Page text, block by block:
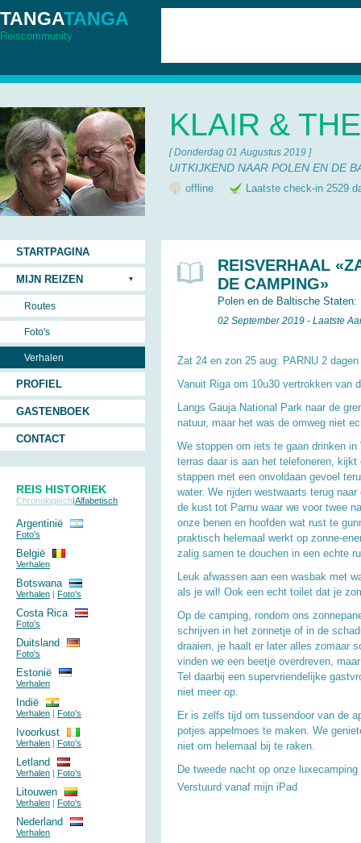
TANGATANGA
Reiscommunity
KLAIR &
[ Donderdag 01 Augustus 2019 ]
UITKIJKEND NAAR POLEN EN DE
offline Laatste check-in 2529
REISVERHAAL
DE CAMPING»
Polen en de Baltische
02 September 2019 - Laatste
Zat 24 en zon 25 aug: PARNU 2
Vanuit Riga om 10u30 vertrokken van
Langs Gauja National Park naar de
natuur, maar het was de omweg niet
We stoppen om iets te gaan drinken
terras daar is aan het telefoneren,
stappen met een onvoldaan gevoel
water. We rijden westwaarts terug
de kust tot Parnu waar we voor twee
onze benen en hoofden wat rust te
praktisch helemaal werkt op zonne-
zalig samen te douchen in een echte
Leuk afwassen aan een wasbak met
als je wil! Ook een echt toilet dat je
Op de camping, rondom ons
schrijven in het zonnetje of in de
draaien, je haalt er later alles zomaar
vinden we een beetje overdreven,
Tel daarbij een supervriendelijke
niet meer op.
Er is zelfs tijd om tussendoor van de
potjes appelmoes te maken. We
niet om helemaal bij te raken.
De tweede nacht op onze
Verstuurd vanaf mijn iPad
STARTPAGINA
MIJN REIZEN
Routes
Foto's
Verhalen
PROFIEL
GASTENBOEK
CONTACT
REIS HISTORIEK
Chronologisch|Alfabetisch
Argentinië
Foto's
België
Verhalen
Botswana
Verhalen | Foto's
Costa Rica
Foto's
Duitsland
Foto's
Estonië
Verhalen
Indië
Verhalen | Foto's
Ivoorkust
Verhalen | Foto's
Letland
Verhalen | Foto's
Litouwen
Verhalen | Foto's
Nederland
Verhalen